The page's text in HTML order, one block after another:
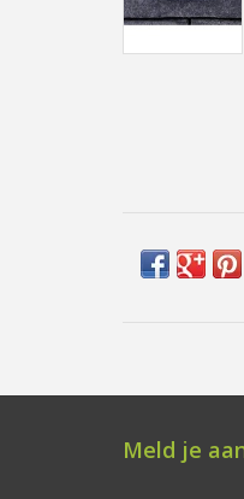
Meld je